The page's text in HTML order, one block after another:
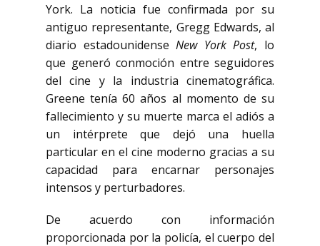
York. La noticia fue confirmada por su
antiguo representante, Gregg Edwards, al
diario estadounidenseNew York Post, lo
que generó conmoción entre seguidores
del cine y la industria cinematográfica.
Greene tenía 60 años al momento de su
fallecimiento y su muerte marca el adiós a
un intérprete que dejó una huella
particular en el cine moderno gracias a su
capacidad para encarnar personajes
intensos y perturbadores.
De acuerdo con información
proporcionada por la policía, el cuerpo del